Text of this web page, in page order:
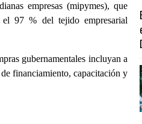
empresas (mipymes), que
97 % del tejido empresarial
gubernamentales incluyan a
financiamiento, capacitación y